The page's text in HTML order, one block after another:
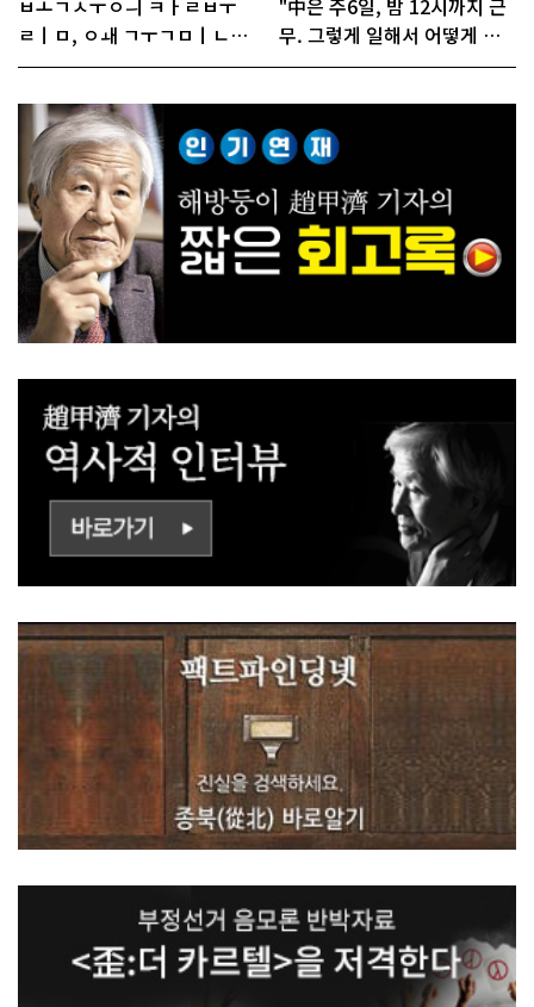
ㅂㅗㄱㅅㅜㅇㅢ ㅋㅏㄹㅂㅜ
ㄹㅣㅁ, ㅇㅙ ㄱㅜㄱㅁㅣㄴㄷ
ㅡㄹㅇㅣ ㄷㅏㅇㅎㅐㅇㅑ ㅎ
"中은 주6일, 밤 12시까지 근
무. 그렇게 일해서 어떻게 경
쟁하냐 반문하더라"